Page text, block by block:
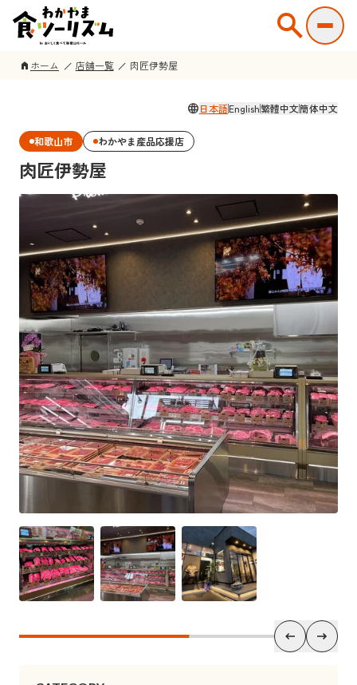
search
home ホーム 店舗一覧 肉匠伊勢屋
language日本語English繁體中文簡体中文
和歌山市 わかやま産品応援店
肉匠伊勢屋